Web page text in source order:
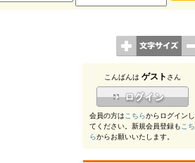
こんばんは ゲスト さん
会員の方はこちらからログインし
てください。新規会員登録もこち
らからお願いいたします。